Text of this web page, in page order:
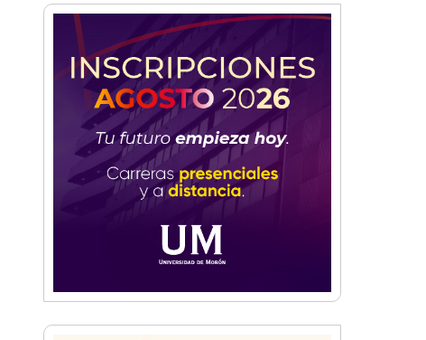
Build With AI: Google
Developer Groups Castelar
llevó charlas de IA a BYTEC
Lunettes de vegetales y
corazón de mozzarella: El paso
a paso para una pasta de autor
Una organización en
expansión: Pamela Álvarez y
su enfoque integral en seguros
La mejor berenjena en
escabeche está en la Zona
Viva Fest llenó la plaza San
Martín de Haedo con música,